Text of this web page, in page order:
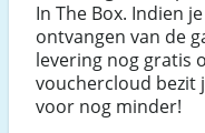
In The Box. Indien
ontvangen van de
levering nog gratis
vouchercloud bezit
voor nog minder!